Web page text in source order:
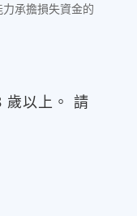
承擔損失資金的
歲以上。 請